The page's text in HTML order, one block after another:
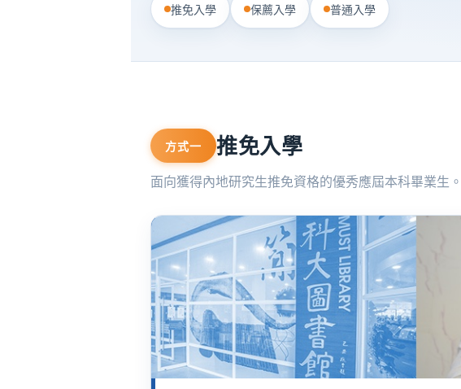
推免入學 保薦入學 普通入學
方式一 推免入學
面向獲得內地研究生推免資格的優秀應屆本科畢業生。